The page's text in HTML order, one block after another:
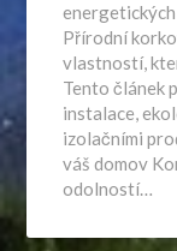
Přírodní
vlastností,
Tento článek
instalace,
izolačními
váš domov
odolností…